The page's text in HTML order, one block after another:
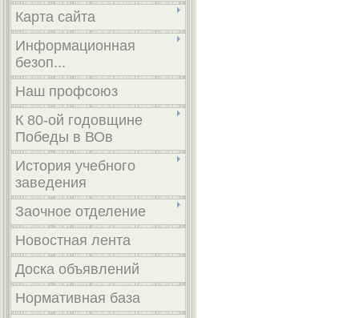
Карта сайта
Информационная
безоп...
Наш профсоюз
К 80-ой годовщине
Победы в ВОв
История учебного
заведения
Заочное отделение
Новостная лента
Доска объявлений
Нормативная база